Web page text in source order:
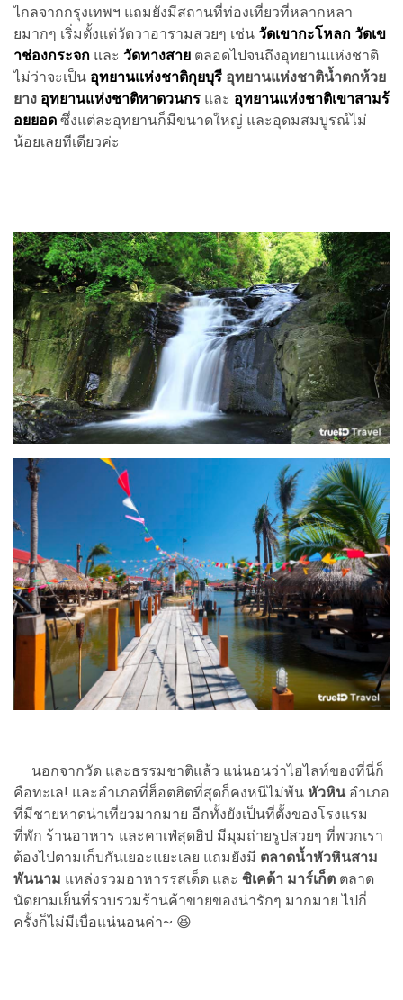
ไกลจากกรุงเทพฯ แถมยังมีสถานที่ท่องเที่ยวที่หลากหลา
ยมากๆ เริ่มตั้งแต่วัดวาอารามสวยๆ เช่น วัดเขากะโหลก วัดเข
าช่องกระจก และ วัดทางสาย ตลอดไปจนถึงอุทยานแห่งชาติ
ไม่ว่าจะเป็น อุทยานแห่งชาติกุยบุรี อุทยานแห่งชาติน้ำตกห้วย
ยาง อุทยานแห่งชาติหาดวนกร และ อุทยานแห่งชาติเขาสามร้
อยยอด ซึ่งแต่ละอุทยานก็มีขนาดใหญ่ และอุดมสมบูรณ์ไม่
น้อยเลยทีเดียวค่ะ
นอกจากวัด และธรรมชาติแล้ว แน่นอนว่าไฮไลท์ของที่นี่ก็
คือทะเล! และอำเภอที่ฮ็อตฮิตที่สุดก็คงหนีไม่พ้น หัวหินอำเภอ
ที่มีชายหาดน่าเที่ยวมากมาย อีกทั้งยังเป็นที่ตั้งของโรงแรม
ที่พัก ร้านอาหาร และคาเฟ่สุดฮิป มีมุมถ่ายรูปสวยๆ ที่พวกเรา
ต้องไปตามเก็บกันเยอะแยะเลย แถมยังมี ตลาดน้ำหัวหินสาม
พันนาม แหล่งรวมอาหารรสเด็ด และ ซิเคด้า มาร์เก็ต ตลาด
นัดยามเย็นที่รวบรวมร้านค้าขายของน่ารักๆ มากมาย ไปกี่
ครั้งก็ไม่มีเบื่อแน่นอนค่า~ 😆